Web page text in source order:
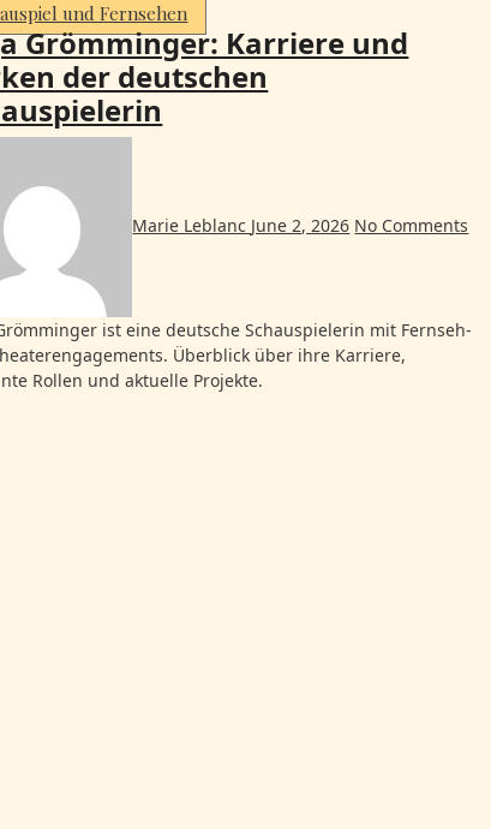
und Fernsehen
Grömminger: Karriere und
der deutschen
Marie Leblanc June 2, 2026 No Comments
Überblick über ihre Karriere,
Rollen und aktuelle Projekte.